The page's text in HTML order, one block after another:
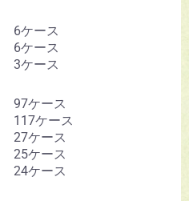
ース
ース
ース
ケース
ケース
ケース
ケース
ケース